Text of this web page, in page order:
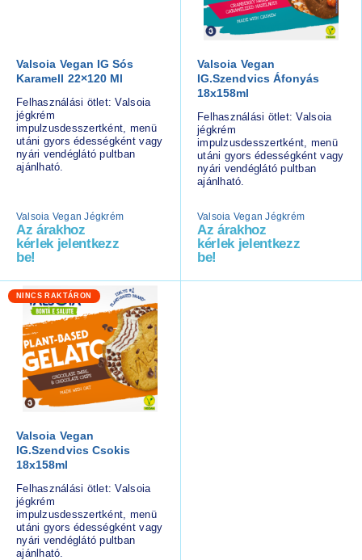
Valsoia Vegan IG Sós
Karamell 22×120 Ml
Felhasználási ötlet: Valsoia
jégkrém
impulzusdesszertként, menü
utáni gyors édességként vagy
nyári vendéglátó pultban
ajánlható.
Valsoia Vegan Jégkrém
Az árakhoz
kérlek jelentkezz
be!
Valsoia Vegan
IG.Szendvics Áfonyás
18x158ml
Felhasználási ötlet: Valsoia
jégkrém
impulzusdesszertként, menü
utáni gyors édességként vagy
nyári vendéglátó pultban
ajánlható.
Valsoia Vegan Jégkrém
Az árakhoz
kérlek jelentkezz
be!
NINCS RAKTÁRON
Valsoia Vegan
IG.Szendvics Csokis
18x158ml
Felhasználási ötlet: Valsoia
jégkrém
impulzusdesszertként, menü
utáni gyors édességként vagy
nyári vendéglátó pultban
ajánlható.